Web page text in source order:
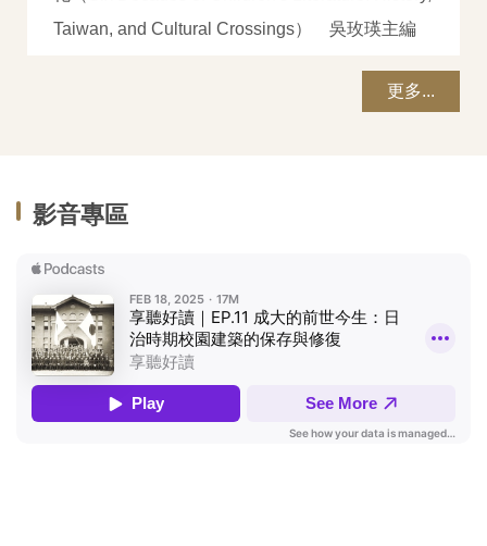
Taiwan, and Cultural Crossings） 吳玫瑛主編
更多...
影音專區